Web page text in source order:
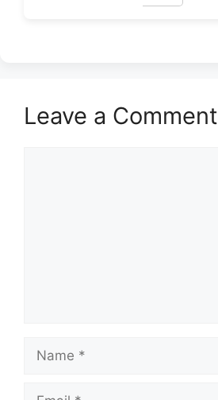
Leave a Comment
Name
Email